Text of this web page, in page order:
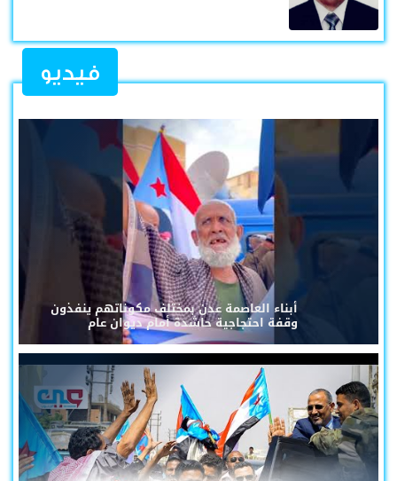
فيديو
أبناء العاصمة عدن بمختلف مكوناتهم ينفذون
وقفة احتجاجية حاشدة أمام ديوان عام